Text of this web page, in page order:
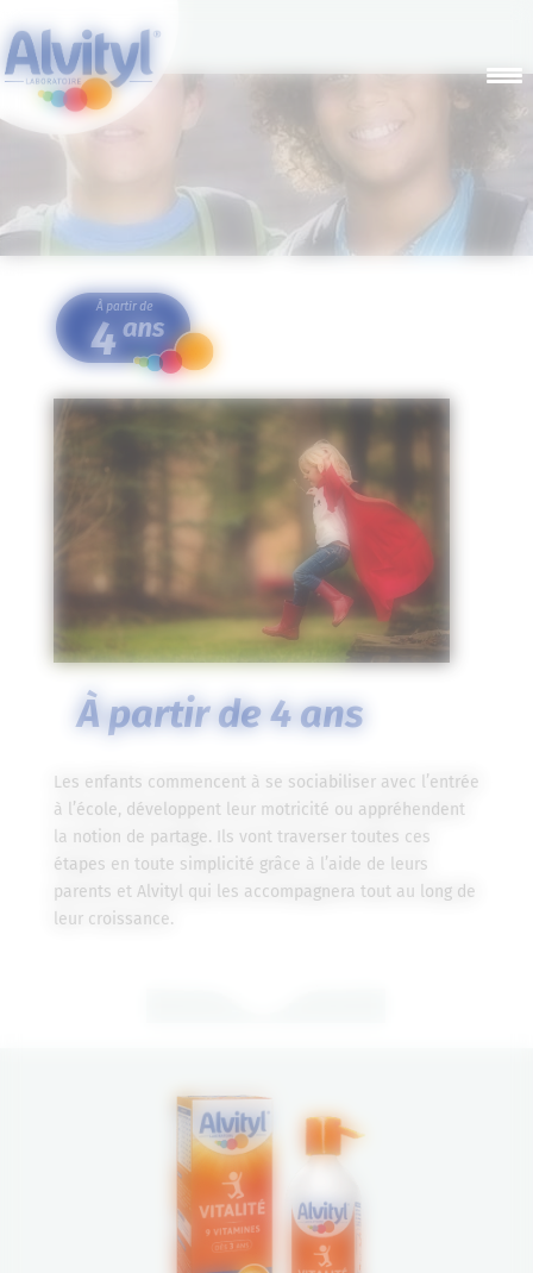
Àpartir de 4 ans
Les enfants commencent à se sociabiliser avec l’entrée
à l’école, développent leur motricité ou appréhendent
la notion de partage. Ils vont traverser toutes ces
étapes en toute simplicité grâce à l’aide de leurs
parents et Alvityl qui les accompagnera tout au long de
leur croissance.